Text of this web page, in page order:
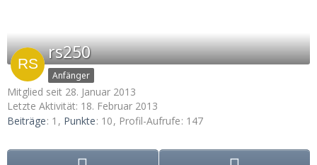
rs250
Anfänger
Mitglied seit 28. Januar 2013
Letzte Aktivität: 18. Februar 2013
Beiträge 1 Punkte 10 Profil-Aufrufe 147